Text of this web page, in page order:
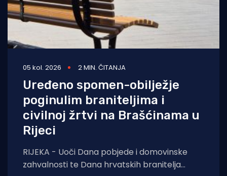
05 kol. 2026 2 MIN. ČITANJA
Uređeno spomen-obilježje
poginulim braniteljima i
civilnoj žrtvi na Brašćinama u
Rijeci
RIJEKA - Uoči Dana pobjede i domovinske
zahvalnosti te Dana hrvatskih branitelja